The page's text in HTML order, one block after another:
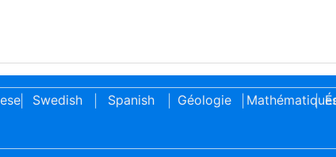
| Swedish Spanish Géologie |